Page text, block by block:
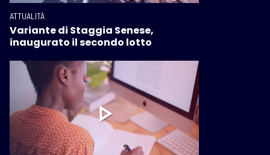
ATTUALITÀ
Variante di Staggia Senese,
inaugurato il secondo lotto